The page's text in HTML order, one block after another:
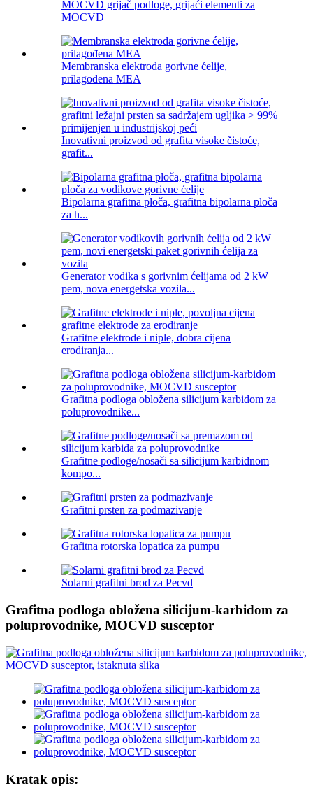
MOCVD grijač podloge, grijaći elementi za
MOCVD
Membranska elektroda gorivne ćelije,
prilagođena MEA
Inovativni proizvod od grafita visoke čistoće,
grafit...
Bipolarna grafitna ploča, grafitna bipolarna ploča
za h...
Generator vodika s gorivnim ćelijama od 2 kW
pem, nova energetska vozila...
Grafitne elektrode i niple, dobra cijena
erodiranja...
Grafitna podloga obložena silicijum karbidom za
poluprovodnike...
Grafitne podloge/nosači sa silicijum karbidnom
kompo...
Grafitni prsten za podmazivanje
Grafitna rotorska lopatica za pumpu
Solarni grafitni brod za Pecvd
Grafitna podloga obložena silicijum-karbidom za
poluprovodnike, MOCVD susceptor
Kratak opis: